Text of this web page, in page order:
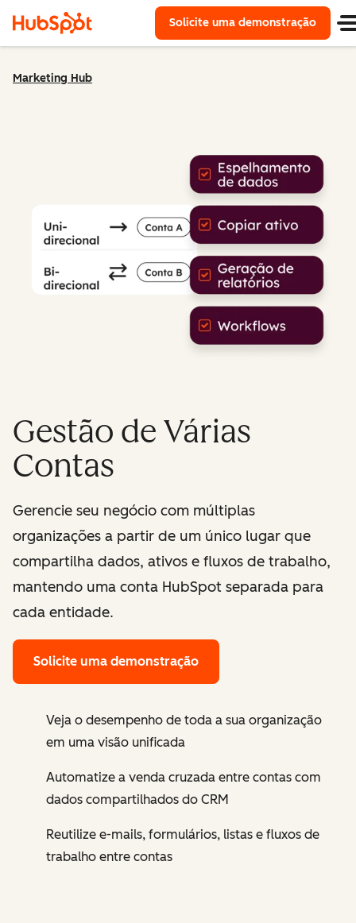
Solicite uma demonstração
Marketing Hub
Gestão de Várias
Contas
Gerencie seu negócio com múltiplas
organizações a partir de um único lugar que
compartilha dados, ativos e fluxos de trabalho,
mantendo uma conta HubSpot separada para
cada entidade.
Solicite uma demonstração
Veja o desempenho de toda a sua organização
em uma visão unificada
Automatize a venda cruzada entre contas com
dados compartilhados do CRM
Reutilize e-mails, formulários, listas e fluxos de
trabalho entre contas